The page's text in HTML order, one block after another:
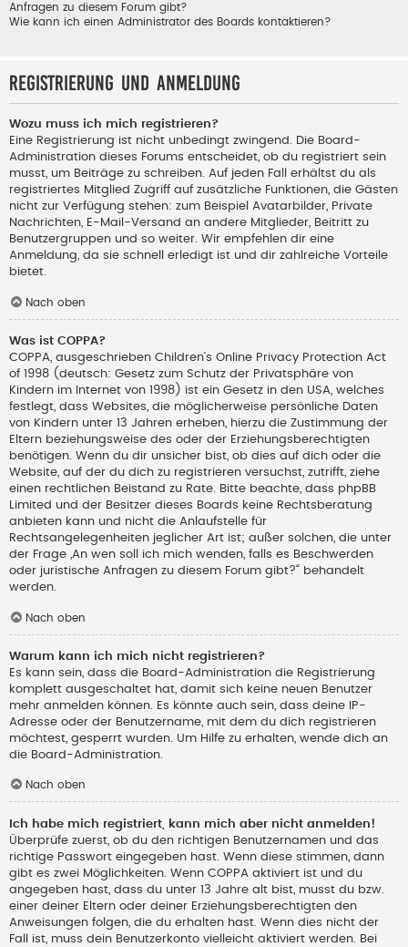
Anfragen zu diesem Forum gibt?
Wie kann ich einen Administrator des Boards kontaktieren?
Registrierung und Anmeldung
Wozu muss ich mich registrieren?
Eine Registrierung ist nicht unbedingt zwingend. Die Board-
Administration dieses Forums entscheidet, ob du registriert sein
musst, um Beiträge zu schreiben. Auf jeden Fall erhältst du als
registriertes Mitglied Zugriff auf zusätzliche Funktionen, die Gästen
nicht zur Verfügung stehen: zum Beispiel Avatarbilder, Private
Nachrichten, E-Mail-Versand an andere Mitglieder, Beitritt zu
Benutzergruppen und so weiter. Wir empfehlen dir eine
Anmeldung, da sie schnell erledigt ist und dir zahlreiche Vorteile
bietet.
Nach oben
Was ist COPPA?
COPPA, ausgeschrieben Children’s Online Privacy Protection Act
of 1998 (deutsch: Gesetz zum Schutz der Privatsphäre von
Kindern im Internet von 1998) ist ein Gesetz in den USA, welches
festlegt, dass Websites, die möglicherweise persönliche Daten
von Kindern unter 13 Jahren erheben, hierzu die Zustimmung der
Eltern beziehungsweise des oder der Erziehungsberechtigten
benötigen. Wenn du dir unsicher bist, ob dies auf dich oder die
Website, auf der du dich zu registrieren versuchst, zutrifft, ziehe
einen rechtlichen Beistand zu Rate. Bitte beachte, dass phpBB
Limited und der Besitzer dieses Boards keine Rechtsberatung
anbieten kann und nicht die Anlaufstelle für
Rechtsangelegenheiten jeglicher Art ist; außer solchen, die unter
der Frage „An wen soll ich mich wenden, falls es Beschwerden
oder juristische Anfragen zu diesem Forum gibt?“ behandelt
werden.
Nach oben
Warum kann ich mich nicht registrieren?
Es kann sein, dass die Board-Administration die Registrierung
komplett ausgeschaltet hat, damit sich keine neuen Benutzer
mehr anmelden können. Es könnte auch sein, dass deine IP-
Adresse oder der Benutzername, mit dem du dich registrieren
möchtest, gesperrt wurden. Um Hilfe zu erhalten, wende dich an
die Board-Administration.
Nach oben
Ich habe mich registriert, kann mich aber nicht anmelden!
Überprüfe zuerst, ob du den richtigen Benutzernamen und das
richtige Passwort eingegeben hast. Wenn diese stimmen, dann
gibt es zwei Möglichkeiten. Wenn COPPA aktiviert ist und du
angegeben hast, dass du unter 13 Jahre alt bist, musst du bzw.
einer deiner Eltern oder deiner Erziehungsberechtigten den
Anweisungen folgen, die du erhalten hast. Wenn dies nicht der
Fall ist, muss dein Benutzerkonto vielleicht aktiviert werden. Bei